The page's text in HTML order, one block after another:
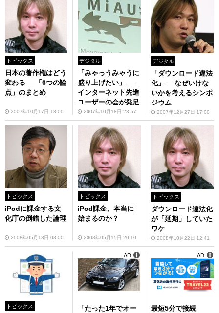
トピックス
日本の著作権はどう
変わる──「6つの論
点」のまとめ
2007年10月17日 18:00
デジタル
「みゃっうみゃうに
盛り上げたい」──
インターネット先進
ユーザーの会が発足
2007年10月18日 23:57
デジタル
「ダウンロード違法
化」──なぜいけな
いかを考えるシンポ
ジウム
2007年12月27日 17:00
トピックス
iPodに課金する文
化庁の倒錯した論理
2008年05月13日 08:00
トピックス
iPod課金、本当に
始まるのか？
2008年05月15日 20:10
トピックス
ダウンロード違法化
が「延期」していた
ワケ
2008年10月22日 12:41
トピックス
「たった1年でオー
AD
最短5分で接続
AD